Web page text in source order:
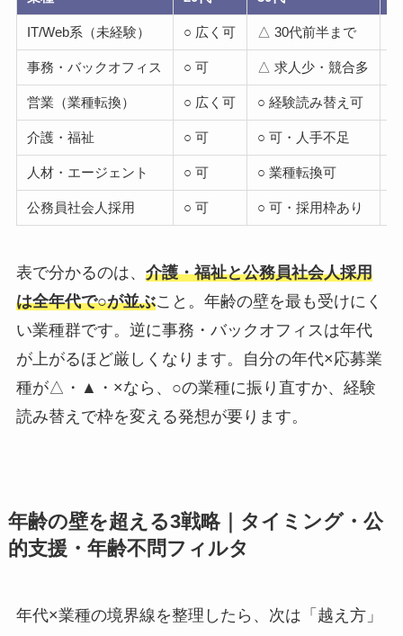
IT/Web系（未経験） ○ 広く可 △ 30代前半まで
事務・バックオフィス ○ 可 △ 求人少・競合多
営業（業種転換） ○ 広く可 ○ 経験読み替え可
介護・福祉 ○ 可 ○ 可・人手不足
人材・エージェント ○ 可 ○ 業種転換可
公務員社会人採用 ○ 可 ○ 可・採用枠あり
表で分かるのは、 介護・福祉と公務員社会人採用
は全年代で○が並ぶこと。年齢の壁を最も受けにく
い業種群です。逆に事務・バックオフィスは年代
が上がるほど厳しくなります。自分の年代×応募業
種が△・▲・×なら、○の業種に振り直すか、経験
読み替えで枠を変える発想が要ります。
年齢の壁を超える3戦略｜タイミング・公
的支援・年齢不問フィルタ
年代×業種の境界線を整理したら、次は「越え方」